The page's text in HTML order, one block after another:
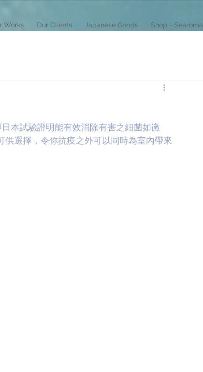
Works Our Clients Japanese Goods Shop - Searoma
本試驗證明能有效消除有害之細菌如黴
選擇，令你抗疫之外可以同時為室內帶來